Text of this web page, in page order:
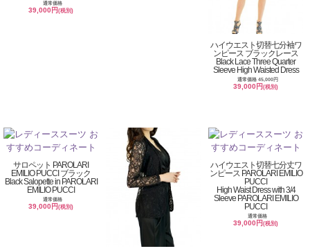
通常価格
39,000円(税別)
ハイウエスト切替七分袖ワ
ンピース ブラックレース
Black Lace Three Quarter
Sleeve High Waisted Dress
通常価格 45,000円
39,000円(税別)
サロペット PAROLARI
EMILIO PUCCI ブラック
Black Salopette in PAROLARI
EMILIO PUCCI
通常価格
39,000円(税別)
ハイウエスト切替七分丈ワ
ンピース PAROLARI EMILIO
PUCCI
High Waist Dress with 3/4
Sleeve PAROLARI EMILIO
PUCCI
通常価格
39,000円(税別)